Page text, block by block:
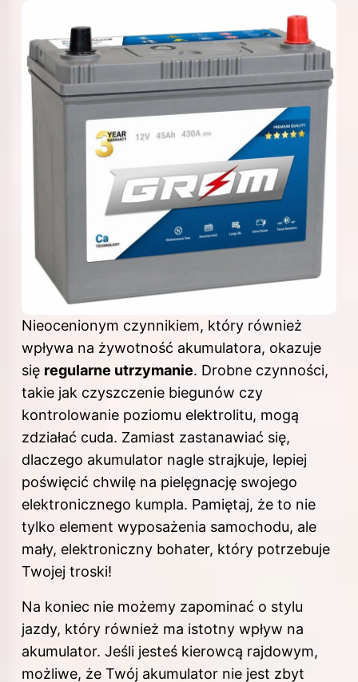
Nieocenionym czynnikiem, który również
wpływa na żywotność akumulatora, okazuje
się regularne utrzymanie. Drobne czynności,
takie jak czyszczenie biegunów czy
kontrolowanie poziomu elektrolitu, mogą
zdziałać cuda. Zamiast zastanawiać się,
dlaczego akumulator nagle strajkuje, lepiej
poświęcić chwilę na pielęgnację swojego
elektronicznego kumpla. Pamiętaj, że to nie
tylko element wyposażenia samochodu, ale
mały, elektroniczny bohater, który potrzebuje
Twojej troski!
Na koniec nie możemy zapominać o stylu
jazdy, który również ma istotny wpływ na
akumulator. Jeśli jesteś kierowcą rajdowym,
możliwe, że Twój akumulator nie jest zbyt